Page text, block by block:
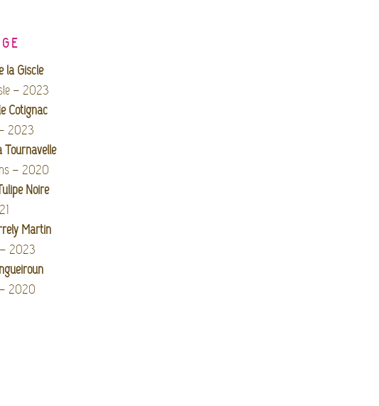
la Giscle
– 2023
Cotignac
2023
Tournavelle
– 2020
Noire
Martin
2023
2020